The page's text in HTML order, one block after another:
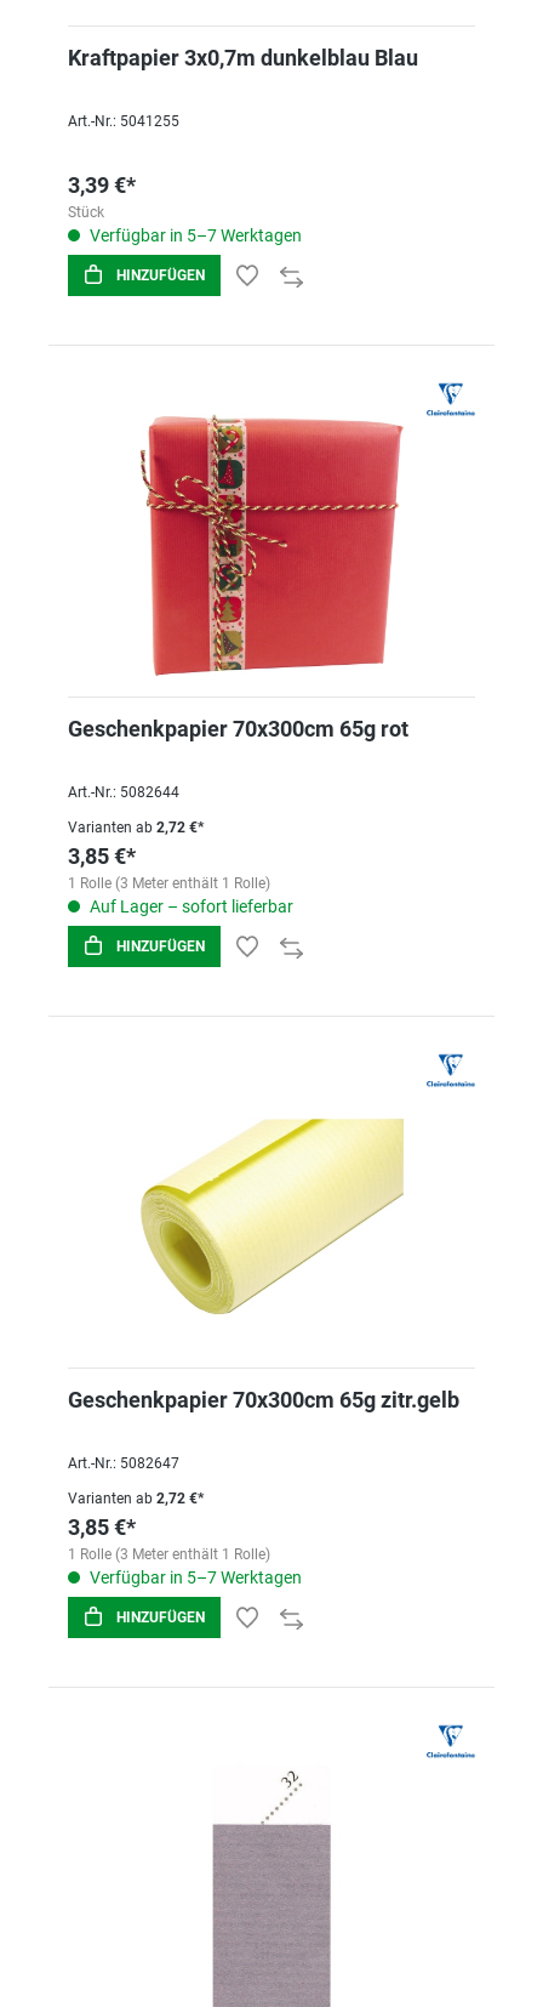
Kraftpapier 3x0,7m dunkelblau Blau
Art.-Nr.: 5041255
3,39 €*
Stück
Verfügbar in 5–7 Werktagen
HINZUFÜGEN
Geschenkpapier 70x300cm 65g rot
Art.-Nr.: 5082644
Varianten ab 2,72 €*
3,85 €*
1 Rolle (3 Meter enthält 1 Rolle)
Auf Lager – sofort lieferbar
HINZUFÜGEN
Geschenkpapier 70x300cm 65g zitr.gelb
Art.-Nr.: 5082647
Varianten ab 2,72 €*
3,85 €*
1 Rolle (3 Meter enthält 1 Rolle)
Verfügbar in 5–7 Werktagen
HINZUFÜGEN